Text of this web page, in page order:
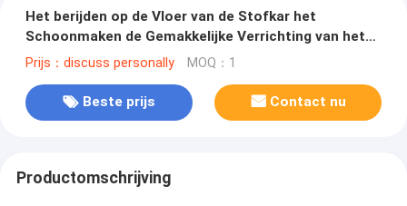
Het berijden op de Vloer van de Stofkar het
Schoonmaken de Gemakkelijke Verrichting van het
Autopedmateriaal
Prijs：discuss personally MOQ：1
Beste prijs Contact nu
Productomschrijving